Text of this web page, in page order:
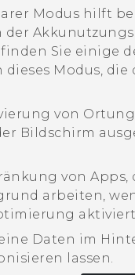
Zubehör
Modus hilft
Sie einige
Modus, die
von
Bildschirm
von Apps,
arbeiten,
Daten im
lassen.